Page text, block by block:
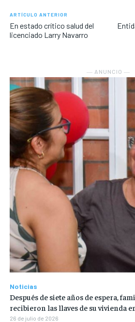
ARTÍCULO ANTERIOR
En estado crítico salud del
licenciado Larry Navarro
― ANUNCIO ―
Noticias
Después de siete años de espera,
recibieron las llaves de su vivienda
26 de julio de 2026